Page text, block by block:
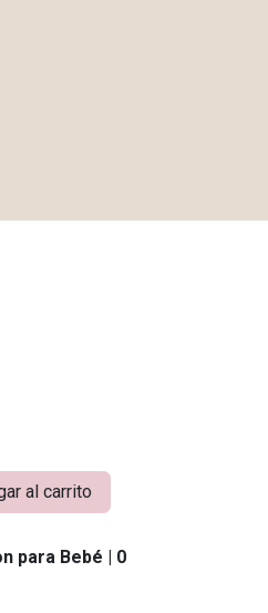
al carrito
para Bebé | 0